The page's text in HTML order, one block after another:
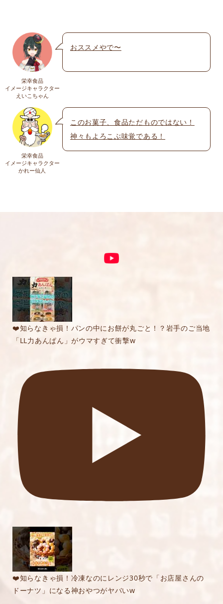
発送となります。 ☆画像はイメージとなり変更にな
る為現物を優先してください。 ※人気商品の為、急
遽完売になります。ご容赦下さい。
送料
名前 ※
メール※
上に表示された文字を入力してください。
5段階評価をつけてください
★
★★
★★★
★★★★
★★★★★
内容をご確認の上、「レビューを送信する」ボ
タンから送信ください。
栄幸食品
イメージキャラクター
えいこちゃん
おススメやで〜
栄幸食品
イメージキャラクター
かれー仙人
このお菓子、食品ただものではない！
神々もよろこぶ味覚である！
❤️知らなきゃ損！パンの中にお餅が丸ごと！？岩手のご当地
「LL力あんぱん」がウマすぎて衝撃w
❤️知らなきゃ損！冷凍なのにレンジ30秒で「お店屋さんの
ドーナツ」になる神おやつがヤバいw